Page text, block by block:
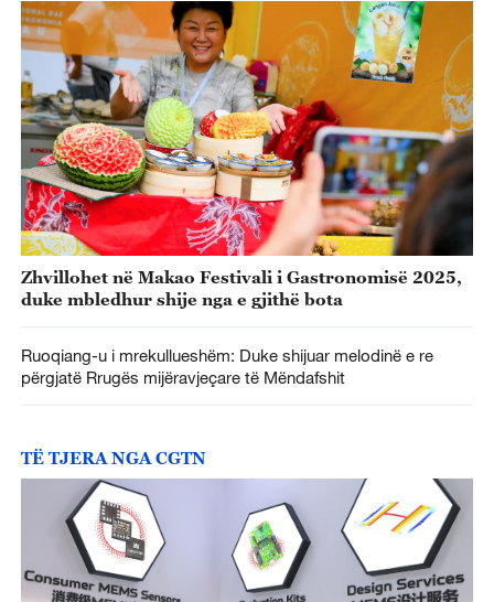
Zhvillohet në Makao Festivali i Gastronomisë 2025,
duke mbledhur shije nga e gjithë bota
Ruoqiang-u i mrekullueshëm: Duke shijuar melodinë e re
përgjatë Rrugës mijëravjeçare të Mëndafshit
TË TJERA NGA CGTN